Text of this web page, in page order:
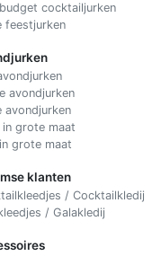
cocktailjurken
feestjurken
avondjurken
avondjurken
in grote maat
grote maat
klanten
/ Cocktailkledij
/ Galakledij